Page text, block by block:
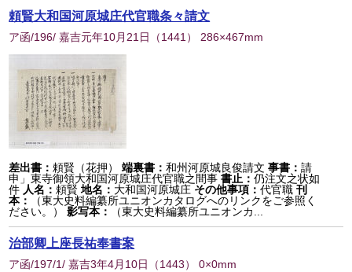
頼賢大和国河原城庄代官職条々請文
ア函/196/ 嘉吉元年10月21日 （1441 ） 286×467mm
差出書： 頼賢（花押） 端裏書：和州河原城良俊請文 事書：請
申」東寺御領大和国河原城庄代官職之間事書止：仍注文之状如
件 人名： 頼賢 地名： 大和国河原城庄 その他事項：代官職刊
本：
（東大史料編纂所ユニオンカタログへのリンクをご参照く
ださい。）
影写本： （東大史料編纂所ユニオンカ...
治部卿上座長祐奉書案
ア函/197/1/ 嘉吉3年4月10日 （1443） 0×0mm